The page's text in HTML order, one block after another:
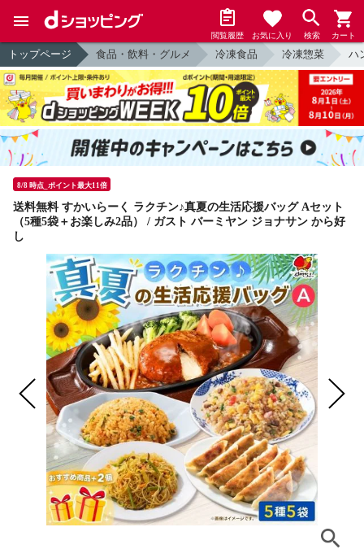
閲覧履歴 お気に入り 検索 カート
トップページ 食品・飲料・グルメ 冷凍食品 冷凍惣菜 ハ
8/8 時点_ポイント最大11倍
送料無料 すかいらーく ラクチン♪真夏の生活応援バッグ Aセット
（5種5袋＋お楽しみ2品） / ガスト バーミヤン ジョナサン から好
し